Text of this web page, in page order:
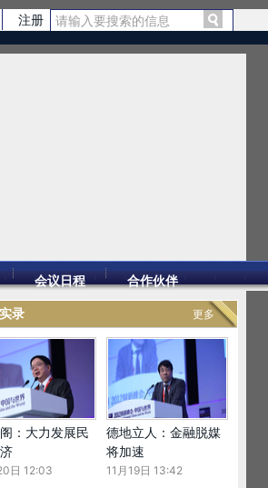
注册
会议日程 合作伙伴
更多
录
：大力发展民
日 12:03
德地立人：金融脱媒
将加速
11月19日 13:42